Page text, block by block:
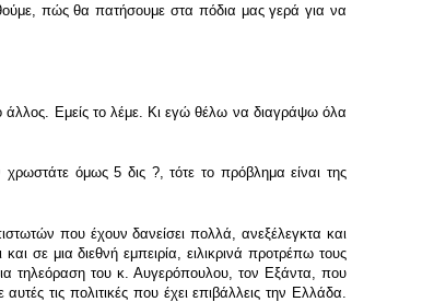
πώς θα πατήσουμε στα πόδια μας γερά για να
Εμείς το λέμε. Κι εγώ θέλω να διαγράψω όλα
όμως 5 δις ?, τότε το πρόβλημα είναι της
που έχουν δανείσει πολλά, ανεξέλεγκτα και
σε μια διεθνή εμπειρία, ειλικρινά προτρέπω τους
τηλεόραση του κ. Αυγερόπουλου, τον Εξάντα, που
τις πολιτικές που έχει επιβάλλεις την Ελλάδα.